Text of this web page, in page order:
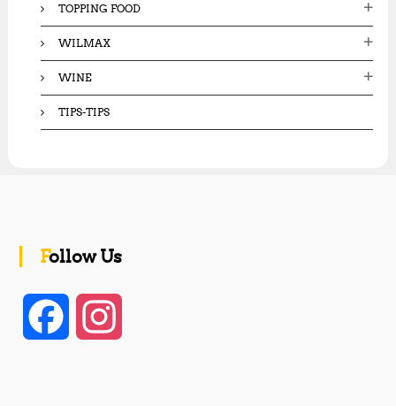
TOPPING FOOD
WILMAX
WINE
TIPS-TIPS
Follow Us